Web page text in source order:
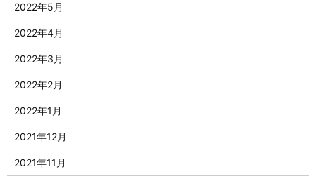
2022年5月
2022年4月
2022年3月
2022年2月
2022年1月
2021年12月
2021年11月